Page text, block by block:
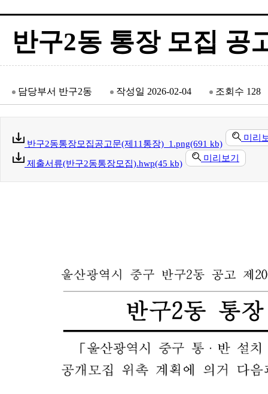
반구2동 통장 모집 공
담당부서 반구2동 작성일 2026-02-04 조회수 128
반구2동통장모집공고문(제11통장)_1.png(691 kb)
미리
제출서류(반구2동통장모집).hwp(45 kb)
미리보기